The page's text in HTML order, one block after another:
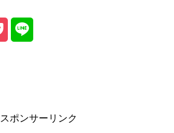
スポンサーリンク